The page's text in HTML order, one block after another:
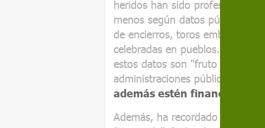
heridos han sido profesionales
menos según datos públicos.
de encierros, toros embolados,
celebradas en pueblos. El
estos datos son "fruto de la
administraciones públicas". En
además estén financiados
Además, ha recordado que la